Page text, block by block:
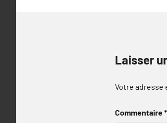
Laisser
Votre adresse
Commentaire*